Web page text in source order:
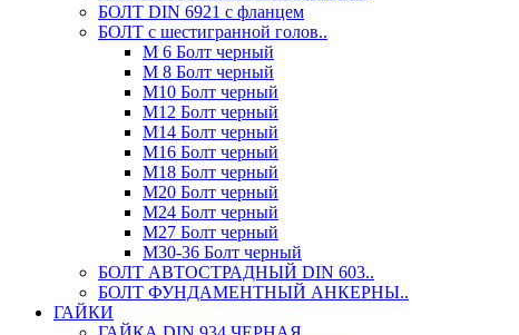
БОЛТ DIN 6921 c фланцем
БОЛТ с шестигранной голов..
М 6 Болт черный
М 8 Болт черный
М10 Болт черный
М12 Болт черный
М14 Болт черный
М16 Болт черный
М18 Болт черный
М20 Болт черный
М24 Болт черный
М27 Болт черный
М30-36 Болт черный
БОЛТ АВТОСТРАДНЫЙ DIN 603..
БОЛТ ФУНДАМЕНТНЫЙ АНКЕРНЫ..
ГАЙКИ